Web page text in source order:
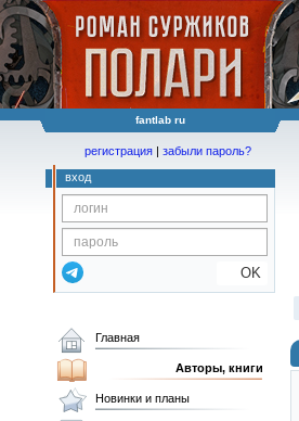
fantlab ru
регистрация | забыли пароль?
вход
OK
Главная
Авторы, книги
Новинки и планы